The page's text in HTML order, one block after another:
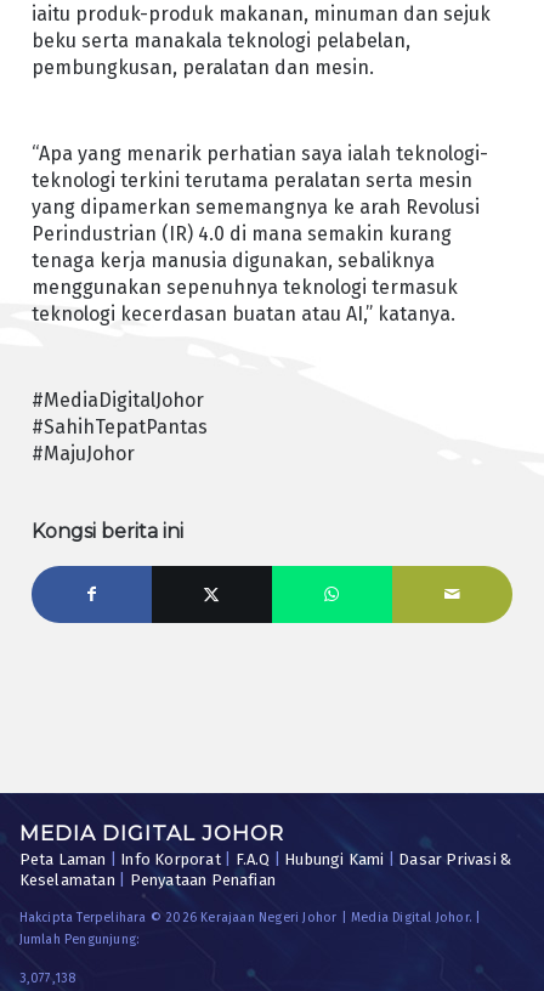
iaitu produk-produk makanan, minuman dan sejuk
beku serta manakala teknologi pelabelan,
pembungkusan, peralatan dan mesin.
“Apa yang menarik perhatian saya ialah teknologi-
teknologi terkini terutama peralatan serta mesin
yang dipamerkan sememangnya ke arah Revolusi
Perindustrian (IR) 4.0 di mana semakin kurang
tenaga kerja manusia digunakan, sebaliknya
menggunakan sepenuhnya teknologi termasuk
teknologi kecerdasan buatan atau AI,” katanya.
#MediaDigitalJohor
#SahihTepatPantas
#MajuJohor
Kongsi berita ini
MEDIA DIGITAL JOHOR
Peta Laman Info Korporat| F.A.Q Hubungi Kami
Dasar Privasi &
Keselamatan
Penyataan Penafian
Hakcipta Terpelihara © 2026 Kerajaan Negeri Johor | Media Digital Johor. |
Jumlah Pengunjung:
3,077,138